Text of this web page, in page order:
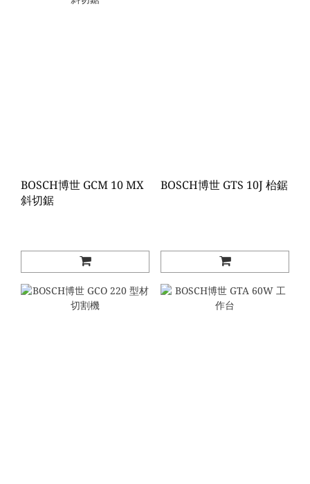
BOSCH博世 GCM 10 MX
斜切鋸
BOSCH博世 GTS 10J 枱鋸